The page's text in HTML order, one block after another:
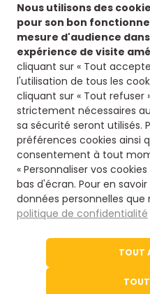
Retrouvez-nous sur
suivre
8 rue
16500
Nous
05 45
Via
Le site de
Nous utilisons des
pour son bon
mesure d'audience
expérience de visite
cliquant sur « Tout
l'utilisation de tous les
cliquant sur « Tout refuser
strictement nécessaires
sa sécurité seront utilisés.
préférences cookies ainsi
consentement à tout
« Personnaliser vos
bas d'écran. Pour en
données personnelles que
politique de confidentialité
TOUT
TOUT